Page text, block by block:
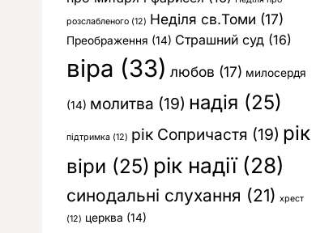
розслабленого (12) Неділя св.Томи (17)
Преображення (14) Страшний суд (16)
віра (33) любов (17) милосердя
(14) молитва (19) надія (25)
підтримка (12) рік Сопричастя (19) рік
віри (25) рік надії(28)
синодальні слухання (21) хрест
(12) церква (14)